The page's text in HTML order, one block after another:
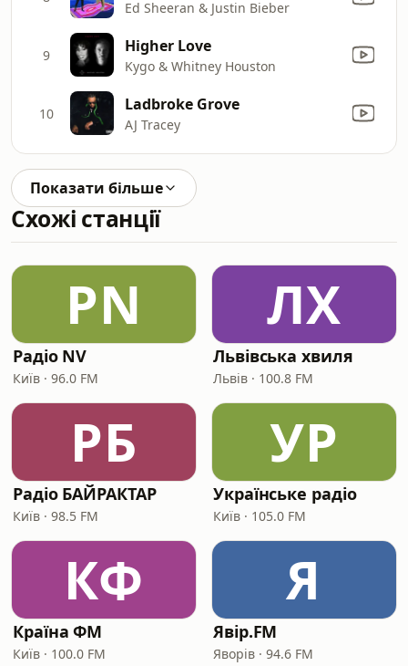
Ed Sheeran & Justin Bieber
9 Higher Love
Kygo & Whitney Houston
10 Ladbroke Grove
AJ Tracey
Показати більше
Схожі станції
РN
Радіо NV
Київ · 96.0 FM
ЛХ
Львівська хвиля
Львів · 100.8 FM
РБ
Радіо БАЙРАКТАР
Київ · 98.5 FM
УР
Українське радіо
Київ · 105.0 FM
КФ
Країна ФМ
Київ · 100.0 FM
Я
Явір.FM
Яворів · 94.6 FM